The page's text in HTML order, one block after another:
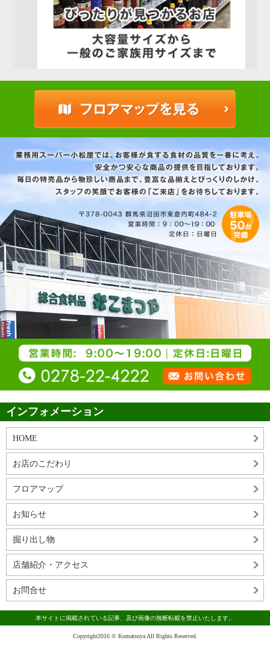
インフォメーション
HOME
お店のこだわり
フロアマップ
お知らせ
掘り出し物
店舗紹介・アクセス
お問合せ
本サイトに掲載されている記事、及び画像の無断転載を禁止いたします。
Copyright2016 © Komatsuya All Rights Reserved.